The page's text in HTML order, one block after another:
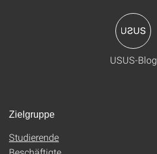
USUS-Blog
Zielgruppe
Studierende